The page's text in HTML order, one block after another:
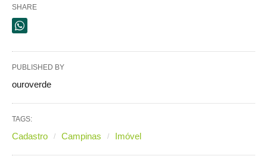
SHARE
PUBLISHED BY
ouroverde
TAGS:
Cadastro Campinas Imóvel